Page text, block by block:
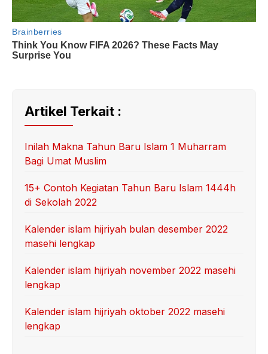
Artikel Terkait :
Inilah Makna Tahun Baru Islam 1 Muharram
Bagi Umat Muslim
15+ Contoh Kegiatan Tahun Baru Islam 1444h
di Sekolah 2022
Kalender islam hijriyah bulan desember 2022
masehi lengkap
Kalender islam hijriyah november 2022 masehi
lengkap
Kalender islam hijriyah oktober 2022 masehi
lengkap